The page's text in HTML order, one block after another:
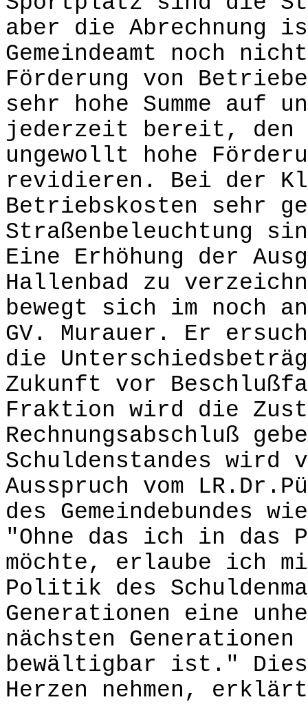
aber die Abrechnung
Gemeindeamt noch
Förderung von
sehr hohe Summe auf
jederzeit bereit, den
ungewollt hohe
revidieren. Bei der
Betriebskosten sehr
Straßenbeleuchtung
Eine Erhöhung der
Hallenbad zu
bewegt sich im noch
GV. Murauer. Er
die
Zukunft vor
Fraktion wird die
Rechnungsabschluß
Schuldenstandes wird
Ausspruch vom
des Gemeindebundes
"Ohne das ich in
möchte, erlaube ich
Politik des
Generationen eine
nächsten
bewältigbar ist."
Herzen nehmen,